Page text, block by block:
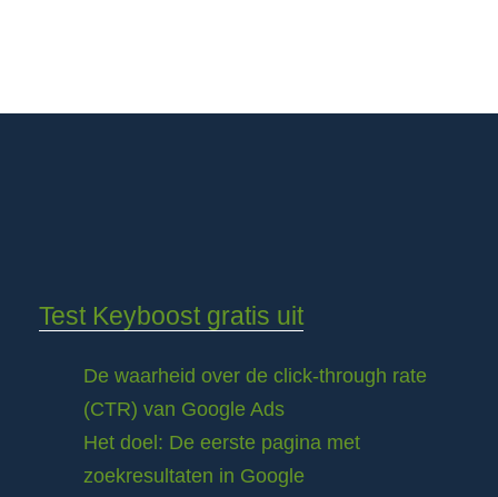
Test Keyboost gratis uit
De waarheid over de click-through rate
(CTR) van Google Ads
Het doel: De eerste pagina met
zoekresultaten in Google